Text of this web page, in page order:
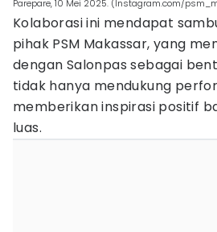
Parepare, 10 Mei 2025. (Instagram.com/
Kolaborasi ini mendapat
pihak PSM Makassar, yang
dengan Salonpas sebagai
tidak hanya mendukung
memberikan inspirasi positif
luas.